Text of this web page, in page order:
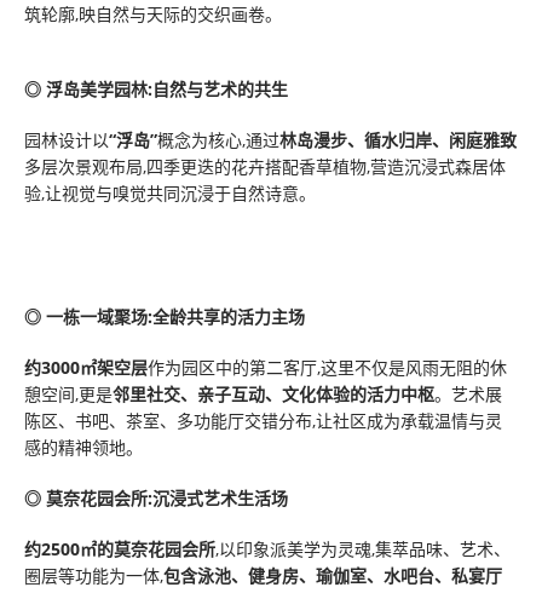
筑轮廓,映自然与天际的交织画卷。
◎ 浮岛美学园林:自然与艺术的共生
园林设计以“浮岛”概念为核心,通过林岛漫步、循水归岸、闲庭雅致
多层次景观布局,四季更迭的花卉搭配香草植物,营造沉浸式森居体
验,让视觉与嗅觉共同沉浸于自然诗意。
◎ 一栋一域聚场:全龄共享的活力主场
约3000㎡架空层作为园区中的第二客厅,这里不仅是风雨无阻的休
憩空间,更是邻里社交、亲子互动、文化体验的活力中枢。艺术展
陈区、书吧、茶室、多功能厅交错分布,让社区成为承载温情与灵
感的精神领地。
◎ 莫奈花园会所:沉浸式艺术生活场
约2500㎡的莫奈花园会所,以印象派美学为灵魂,集萃品味、艺术、
圈层等功能为一体,包含泳池、健身房、瑜伽室、水吧台、私宴厅